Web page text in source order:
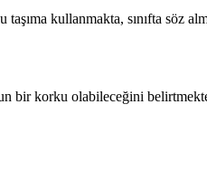
kullanmakta, sınıfta söz
bir korku olabileceğini